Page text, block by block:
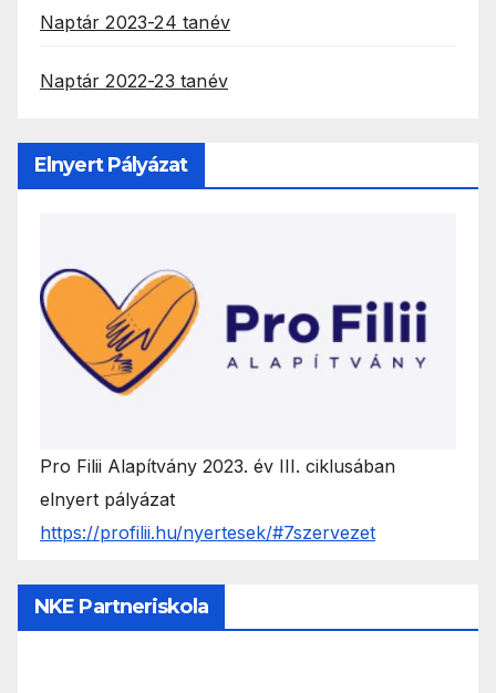
Naptár 2023-24 tanév
Naptár 2022-23 tanév
Elnyert Pályázat
Pro Filii Alapítvány 2023. év III. ciklusában
elnyert pályázat
https://profilii.hu/nyertesek/#7szervezet
NKE Partneriskola